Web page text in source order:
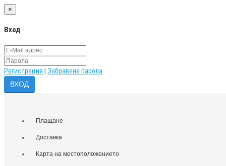
×
Вход
Регистрация Забравена парола
Плащане
Доставка
Карта на местоположението